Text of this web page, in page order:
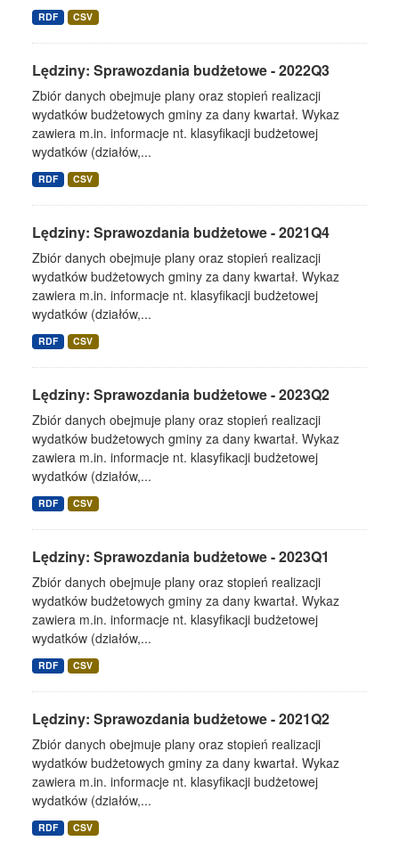
RDF CSV
Lędziny: Sprawozdania budżetowe - 2022Q3
Zbiór danych obejmuje plany oraz stopień realizacji
wydatków budżetowych gminy za dany kwartał. Wykaz
zawiera m.in. informacje nt. klasyfikacji budżetowej
wydatków (działów,...
RDF CSV
Lędziny: Sprawozdania budżetowe - 2021Q4
Zbiór danych obejmuje plany oraz stopień realizacji
wydatków budżetowych gminy za dany kwartał. Wykaz
zawiera m.in. informacje nt. klasyfikacji budżetowej
wydatków (działów,...
RDF CSV
Lędziny: Sprawozdania budżetowe - 2023Q2
Zbiór danych obejmuje plany oraz stopień realizacji
wydatków budżetowych gminy za dany kwartał. Wykaz
zawiera m.in. informacje nt. klasyfikacji budżetowej
wydatków (działów,...
RDF CSV
Lędziny: Sprawozdania budżetowe - 2023Q1
Zbiór danych obejmuje plany oraz stopień realizacji
wydatków budżetowych gminy za dany kwartał. Wykaz
zawiera m.in. informacje nt. klasyfikacji budżetowej
wydatków (działów,...
RDF CSV
Lędziny: Sprawozdania budżetowe - 2021Q2
Zbiór danych obejmuje plany oraz stopień realizacji
wydatków budżetowych gminy za dany kwartał. Wykaz
zawiera m.in. informacje nt. klasyfikacji budżetowej
wydatków (działów,...
RDF CSV